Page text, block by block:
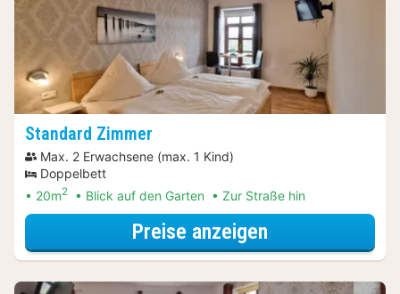
Standard Zimmer
Max. 2 Erwachsene (max. 1 Kind)
Doppelbett
20m2 Blick auf den Garten Zur Straße hin
Preise anzeigen